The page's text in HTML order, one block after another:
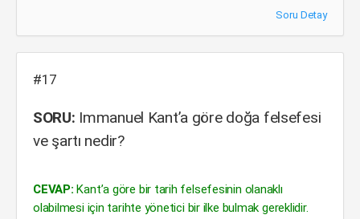
Soru Detay
#17
SORU: Immanuel Kant’a göre doğa felsefesi
ve şartı nedir?
CEVAP: Kant’a göre bir tarih felsefesinin olanaklı
olabilmesi için tarihte yönetici bir ilke bulmak gereklidir.